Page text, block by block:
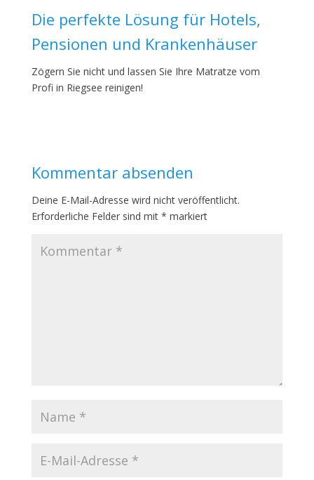
Die perfekte Lösung für Hotels,
Pensionen und Krankenhäuser
Zögern Sie nicht und lassen Sie Ihre Matratze vom
Profi in Riegsee reinigen!
Kommentar absenden
Deine E-Mail-Adresse wird nicht veröffentlicht.
Erforderliche Felder sind mit * markiert